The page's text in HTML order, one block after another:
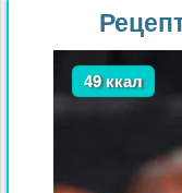
49 ккал